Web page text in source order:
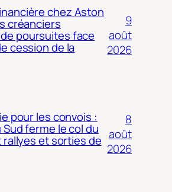
chez Aston
créanciers
poursuites face
cession de la
9
août
2026
pour les convois :
Sud ferme le col du
rallyes et sorties de
8
août
2026